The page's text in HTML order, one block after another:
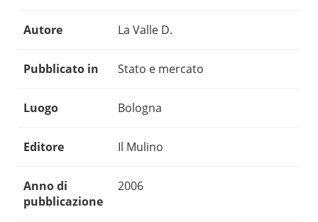
Autore La Valle D.
Pubblicato in Stato e mercato
Luogo Bologna
Editore Il Mulino
Anno di
pubblicazione
2006